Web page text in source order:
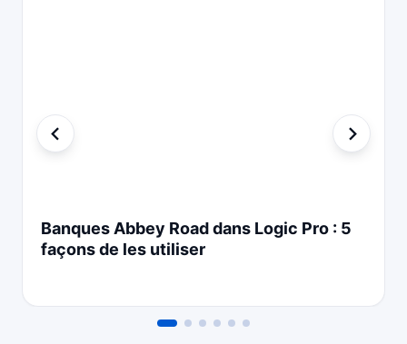
Banques Abbey Road dans Logic Pro : 5
façons de les utiliser